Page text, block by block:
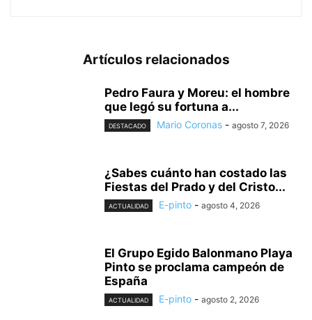
Artículos relacionados
Pedro Faura y Moreu: el hombre
que legó su fortuna a...
DESTACADO Mario Coronas - agosto 7, 2026
¿Sabes cuánto han costado las
Fiestas del Prado y del Cristo...
ACTUALIDAD E-pinto - agosto 4, 2026
El Grupo Egido Balonmano Playa
Pinto se proclama campeón de
España
ACTUALIDAD E-pinto - agosto 2, 2026